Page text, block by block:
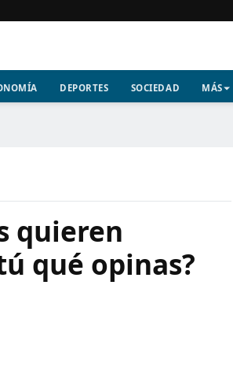
DEPORTES SOCIEDAD MÁS
quieren
qué opinas?